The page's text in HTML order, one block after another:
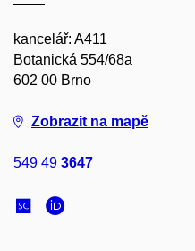
kancelář: A411
Botanická 554/68a
602 00 Brno
Zobrazit na mapě
549 49 3647